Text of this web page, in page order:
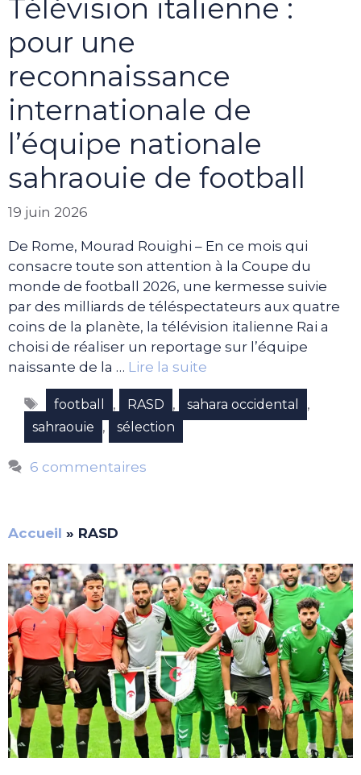
Télévision italienne :
pour une
reconnaissance
internationale de
l’équipe nationale
sahraouie de football
19 juin 2026
De Rome, Mourad Rouighi – En ce mois qui
consacre toute son attention à la Coupe du
monde de football 2026, une kermesse suivie
par des milliards de téléspectateurs aux quatre
coins de la planète, la télévision italienne Rai a
choisi de réaliser un reportage sur l’équipe
naissante de la … Lire la suite
Étiquettes
football , RASD , sahara occidental ,
sahraouie , sélection
6 commentaires
Accueil » RASD